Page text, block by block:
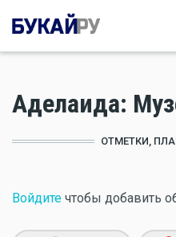
Аделаида:
ОТМЕТКИ,
Войдите чтобы добавить